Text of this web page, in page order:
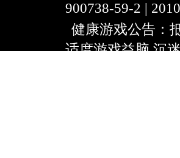
900738-59-2 |
健康游戏公告：
适度游戏益脑 沉